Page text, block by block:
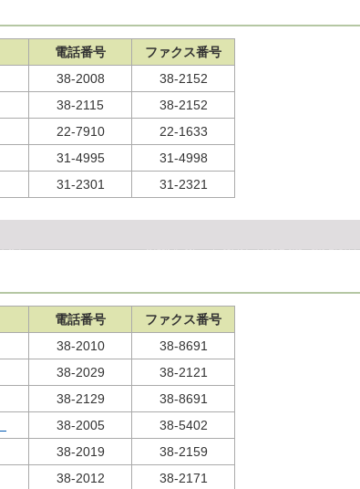
電話番号
ファクス番号
38-2008
38-2152
38-2115
38-2152
22-7910
22-1633
31-4995
31-4998
31-2301 31-2321
電話番号
ファクス番号
38-2010
38-8691
38-2029
38-2121
38-2129
38-8691
38-2005
38-5402
38-2019
38-2159
38-2012 38-2171